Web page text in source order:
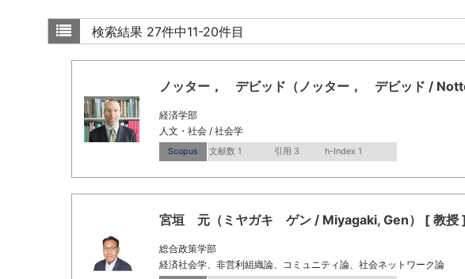
検索結果 27件中11-20件目
ノッター， デビッド（ノッター， デビッド /
経済学部
人文・社会 / 社会学
Scopus 文献数 1 引用 3 h-Index 1
宮垣 元（ミヤガキ ゲン / Miyagaki, Gen） [ 教授 ]
総合政策学部
経済社会学、非営利組織論、コミュニティ論、社会ネットワーク論